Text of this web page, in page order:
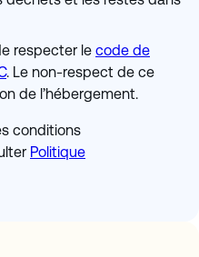
respecter le code de
. Le non-respect de ce
de l’hébergement.
conditions
Politique